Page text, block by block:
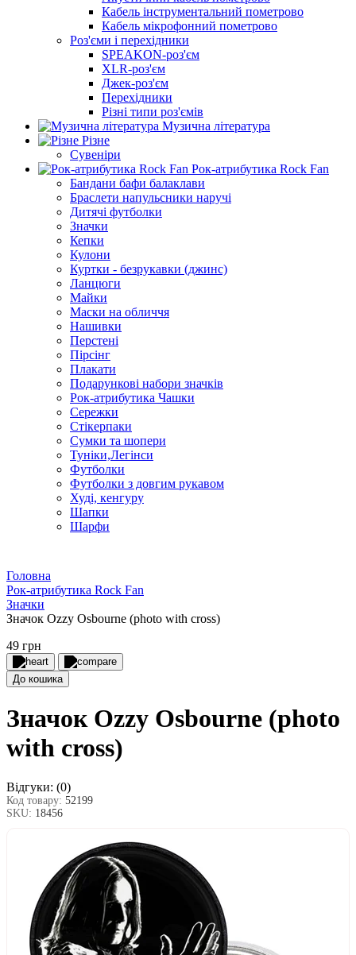
Кабель інструментальний пометрово
Кабель мікрофонний пометрово
Роз'єми і перехідники
SPEAKON-роз'єм
XLR-роз'єм
Джек-роз'єм
Перехідники
Різні типи роз'ємів
Музична література
Різне
Сувеніри
Рок-атрибутика Rock Fan
Бандани бафи балаклави
Браслети напульсники наручі
Дитячі футболки
Значки
Кепки
Кулони
Куртки - безрукавки (джинс)
Ланцюги
Майки
Маски на обличчя
Нашивки
Перстені
Пірсінг
Плакати
Подарункові набори значків
Рок-атрибутика Чашки
Сережки
Стікерпаки
Сумки та шопери
Туніки,Легінси
Футболки
Футболки з довгим рукавом
Худі, кенгуру
Шапки
Шарфи
Головна
Рок-атрибутика Rock Fan
Значки
Значок Ozzy Osbourne (photo with cross)
49 грн
До кошика
Значок Ozzy Osbourne (photo
with cross)
Відгуки: (0)
Код товару: 52199
SKU: 18456